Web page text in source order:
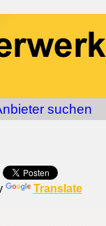
suchen
Translate